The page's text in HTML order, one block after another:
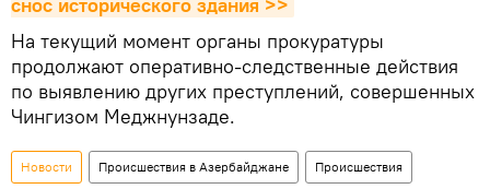
На текущий момент органы прокуратуры
продолжают оперативно-следственные действия
по выявлению других преступлений, совершенных
Чингизом Меджнунзаде.
Новости Происшествия в Азербайджане Происшествия